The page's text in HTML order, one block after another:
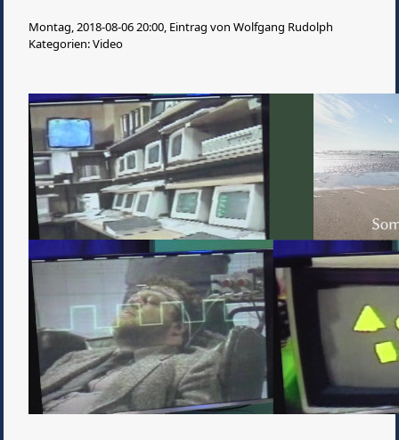
Montag, 2018-08-06 20:00, Eintrag von Wolfgang Rudolph
Kategorien: Video